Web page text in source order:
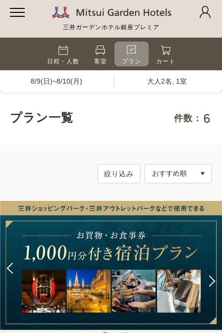
三井ガーデンホテル銀座プレミア
日程・人数 客室 プラン カート
8/9(日)~8/10(月) 大人2名, 1室
プラン一覧 件数： 6
絞り込み